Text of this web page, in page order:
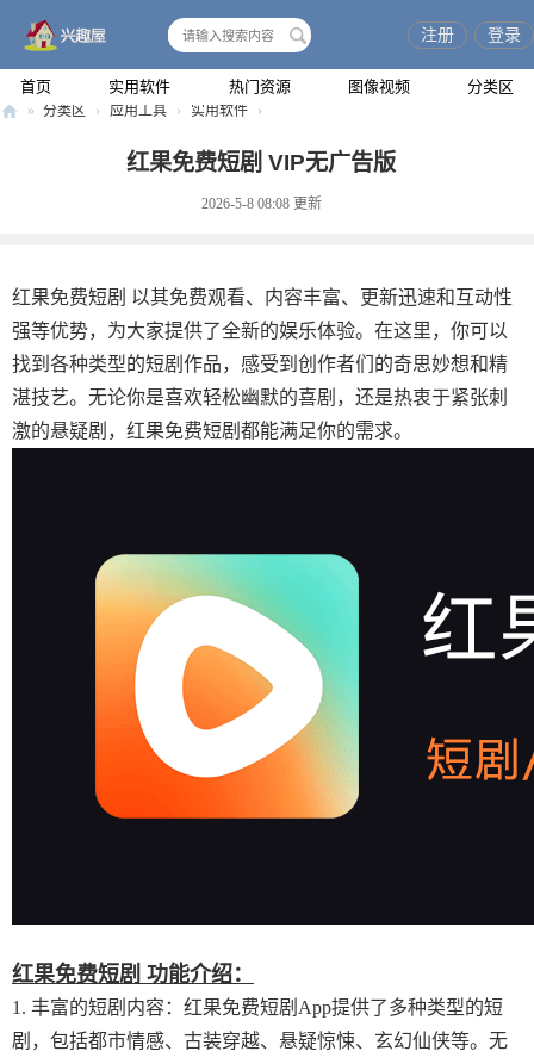
首页 实用软件 热门资源 图像视频 分类区
注册 登录
» 分类区 › 应用工具 › 实用软件 ›
红果免费短剧 VIP无广告版
2026-5-8 08:08 更新
红果免费短剧 以其免费观看、内容丰富、更新迅速和互动性
强等优势，为大家提供了全新的娱乐体验。在这里，你可以
找到各种类型的短剧作品，感受到创作者们的奇思妙想和精
湛技艺。无论你是喜欢轻松幽默的喜剧，还是热衷于紧张刺
激的悬疑剧，红果免费短剧都能满足你的需求。
红果免费短剧 功能介绍：
1. 丰富的短剧内容：红果免费短剧App提供了多种类型的短
剧，包括都市情感、古装穿越、悬疑惊悚、玄幻仙侠等。无